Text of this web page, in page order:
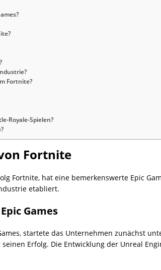
Fortnite?
Royale-Spielen?
Fortnite
Fortnite, hat eine bemerkenswerte Epic
etabliert.
Games
startete das Unternehmen zunächst
Erfolg. Die Entwicklung der Unreal